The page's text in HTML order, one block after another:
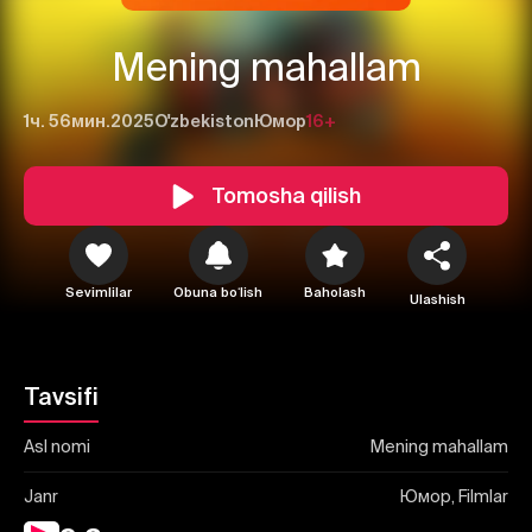
Mening mahallam
1ч. 56мин.2025O'zbekiston Юмор16+
Tomosha qilish
Sevimlilar Obuna boʻlish Baholash Ulashish
Tavsifi
Asl nomi Mening mahallam
Janr Юмор, Filmlar
1 2 3
Yuborish
Bekor qilish Tizimga kirish